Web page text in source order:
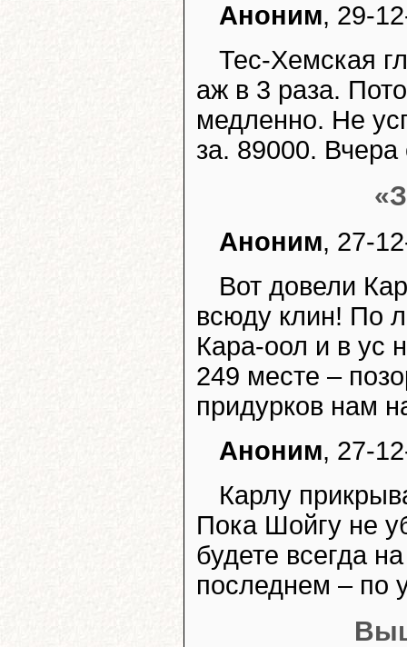
Аноним, 29-
Тес-Хемская
аж в 3 раза.
медленно. Не
за. 89000.
Аноним, 27-
Вот довели
всюду клин! По
Кара-оол и в ус
249 месте –
придурков нам
Аноним, 27-
Карлу
Пока Шойгу не
будете всегда
последнем – по